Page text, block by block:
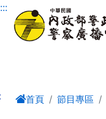
進入內容區塊
:::
首頁 節目專區